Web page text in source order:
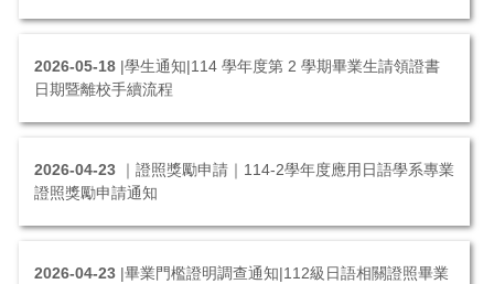
2026-05-18 |學生通知|114 學年度第 2 學期畢業生請領證書
日期暨離校手續流程
2026-04-23
｜證照獎勵申請｜114-2學年度應用日語學系專業
證照獎勵申請通知
2026-04-23 |畢業門檻證明調查通知|112級日語相關證照畢業